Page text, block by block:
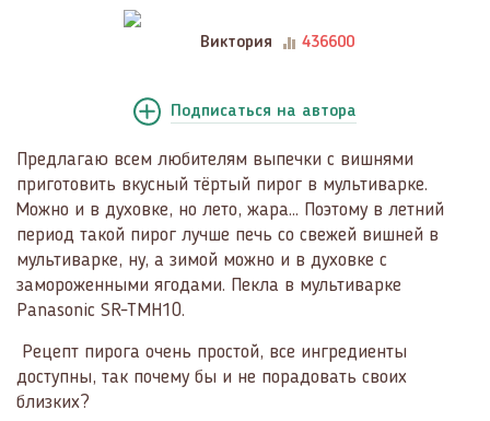
Виктория 436600
Подписаться на автора
Предлагаю всем любителям выпечки с вишнями
приготовить вкусный тёртый пирог в мультиварке.
Можно и в духовке, но лето, жара… Поэтому в летний
период такой пирог лучше печь со свежей вишней в
мультиварке, ну, а зимой можно и в духовке с
замороженными ягодами. Пекла в мультиварке
Panasonic SR-TMH10.
Рецепт пирога очень простой, все ингредиенты
доступны, так почему бы и не порадовать своих
близких?